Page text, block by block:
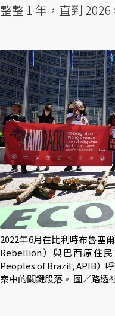
整整 1 年，直到 2026
2022年6月在比利時布魯塞
Rebellion）與巴西原住
Peoples of Brazil, APIB）
案中的關鍵段落。 圖／路透